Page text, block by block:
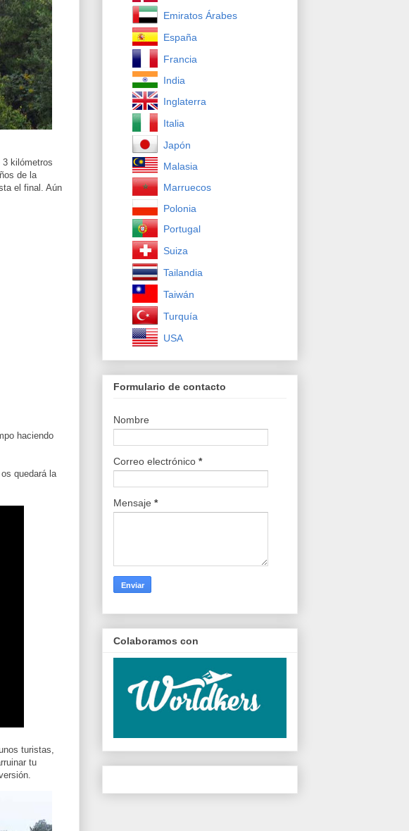
kilómetros
de la
el final. Aún
haciendo
quedará la
turistas,
tu
Emiratos Árabes
España
Francia
India
Inglaterra
Italia
Japón
Malasia
Marruecos
Polonia
Portugal
Suiza
Tailandia
Taiwán
Turquía
USA
Formulario de contacto
Nombre
Correo electrónico *
Mensaje *
Colaboramos con